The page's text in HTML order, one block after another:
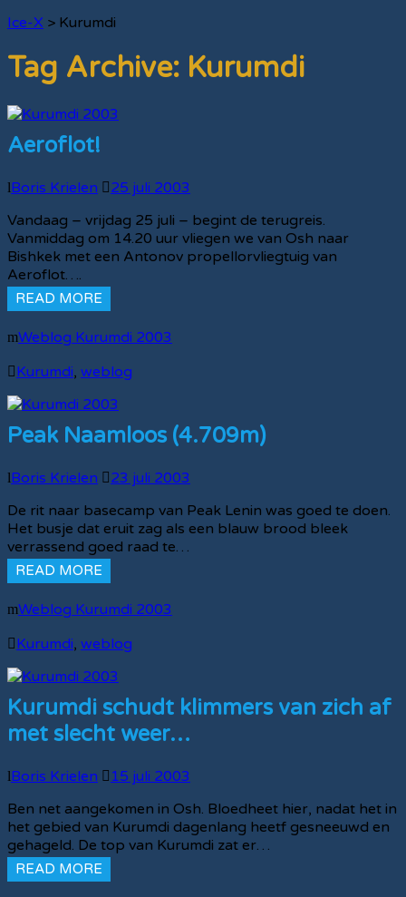
Ice-X > Kurumdi
Tag Archive: Kurumdi
Aeroflot!
Boris Krielen
25 juli 2003
Vandaag – vrijdag 25 juli – begint de terugreis.
Vanmiddag om 14.20 uur vliegen we van Osh naar
Bishkek met een Antonov propellorvliegtuig van
Aeroflot….
READ MORE
Weblog Kurumdi 2003
Kurumdi, weblog
Peak Naamloos (4.709m)
Boris Krielen
23 juli 2003
De rit naar basecamp van Peak Lenin was goed te doen.
Het busje dat eruit zag als een blauw brood bleek
verrassend goed raad te…
READ MORE
Weblog Kurumdi 2003
Kurumdi, weblog
Kurumdi schudt klimmers van zich af
met slecht weer…
Boris Krielen
15 juli 2003
Ben net aangekomen in Osh. Bloedheet hier, nadat het in
het gebied van Kurumdi dagenlang heetf gesneeuwd en
gehageld. De top van Kurumdi zat er…
READ MORE